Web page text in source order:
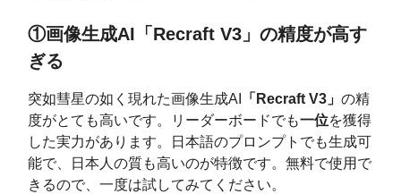
①画像生成AI「Recraft V3」の精度が高す
ぎる
突如彗星の如く現れた画像生成AI 「Recraft V3」 の精
度がとても高いです。リーダーボードでも一位を獲得
した実力があります。日本語のプロンプトでも生成可
能で、日本人の質も高いのが特徴です。無料で使用で
きるので、一度は試してみてください。